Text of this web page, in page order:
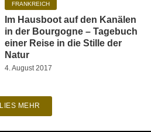
FRANKREICH
Im Hausboot auf den Kanälen
in der Bourgogne – Tagebuch
einer Reise in die Stille der
Natur
4. August 2017
LIES MEHR